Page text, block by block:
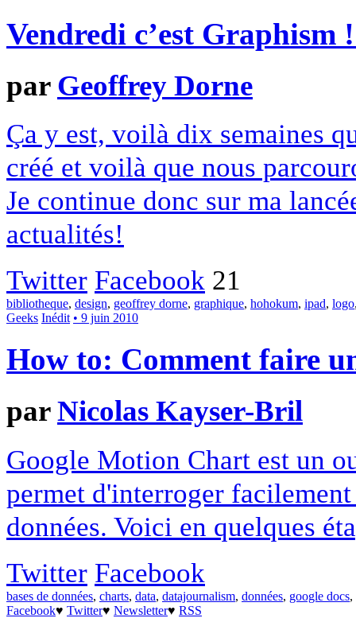
Vendredi c’est Graphism
par Geoffrey Dorne
Ça y est, voilà dix semaines
créé et voilà que nous
Je continue donc sur ma
actualités!
Twitter Facebook 21
bibliotheque, design, geoffrey dorne, graphique, hohokum, ipad, logo
Geeks Inédit • 9 juin 2010
How to: Comment faire
parNicolas Kayser-Bril
Google Motion Chart est un
permet d'interroger
données. Voici en quelques
Twitter Facebook
bases de données, charts, data, datajournalism, données, google docs,
Facebook♥ Twitter♥ Newsletter♥ RSS